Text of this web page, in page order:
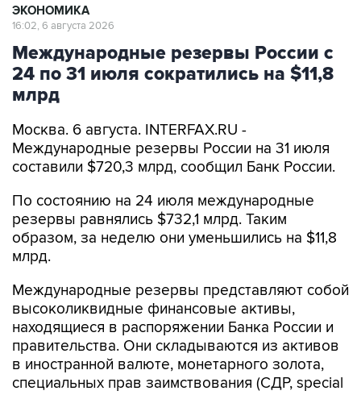
ЭКОНОМИКА
16:02, 6 августа 2026
Международные резервы России с
24 по 31 июля сократились на $11,8
млрд
Москва. 6 августа. INTERFAX.RU -
Международные резервы России на 31 июля
составили $720,3 млрд, сообщил Банк России.
По состоянию на 24 июля международные
резервы равнялись $732,1 млрд. Таким
образом, за неделю они уменьшились на $11,8
млрд.
Международные резервы представляют собой
высоколиквидные финансовые активы,
находящиеся в распоряжении Банка России и
правительства. Они складываются из активов
в иностранной валюте, монетарного золота,
специальных прав заимствования (СДР, special